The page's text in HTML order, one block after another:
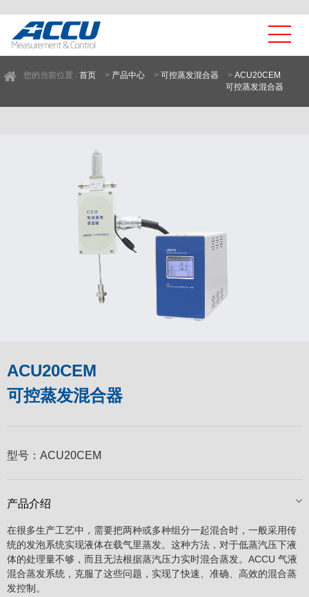
您的当前位置 : 首页 > 产品中心 > 可控蒸发混合器 > ACU20CEM
可控蒸发混合器
ACU20CEM
可控蒸发混合器
型号： ACU20CEM
产品介绍
在很多生产工艺中，需要把两种或多种组分一起混合时，一般采用传
统的发泡系统实现液体在载气里蒸发。这种方法，对于低蒸汽压下液
体的处理量不够，而且无法根据蒸汽压力实时混合蒸发。ACCU 气液
混合蒸发系统，克服了这些问题，实现了快速、准确、高效的混合蒸
发控制。